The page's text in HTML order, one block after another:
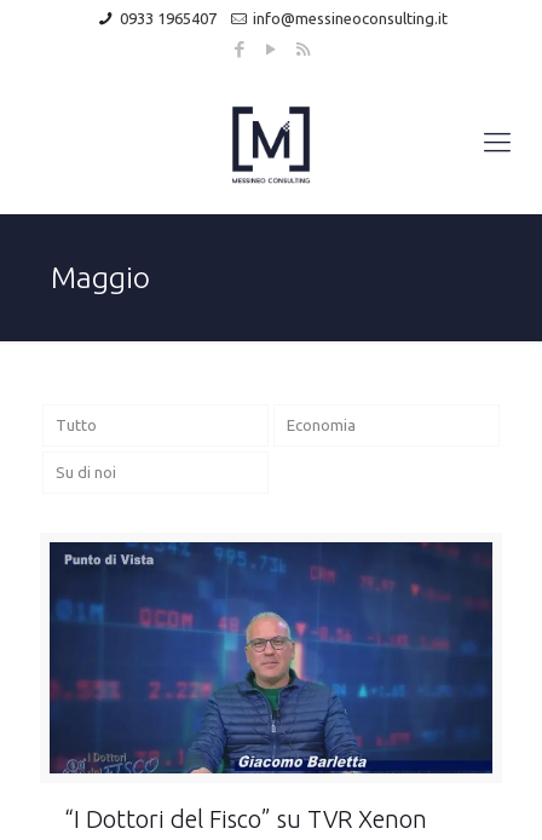
0933 1965407 info@messineoconsulting.it
Maggio
Tutto Economia
Su di noi
“I Dottori del Fisco” su TVR Xenon